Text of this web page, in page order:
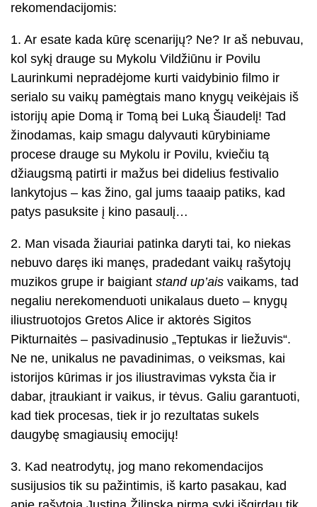
rekomendacijomis:
1. Ar esate kada kūrę scenarijų? Ne? Ir aš nebuvau,
kol sykį drauge su Mykolu Vildžiūnu ir Povilu
Laurinkumi nepradėjome kurti vaidybinio filmo ir
serialo su vaikų pamėgtais mano knygų veikėjais iš
istorijų apie Domą ir Tomą bei Luką Šiaudelį! Tad
žinodamas, kaip smagu dalyvauti kūrybiniame
procese drauge su Mykolu ir Povilu, kviečiu tą
džiaugsmą patirti ir mažus bei didelius festivalio
lankytojus – kas žino, gal jums taaaip patiks, kad
patys pasuksite į kino pasaulį…
2. Man visada žiauriai patinka daryti tai, ko niekas
nebuvo daręs iki manęs, pradedant vaikų rašytojų
muzikos grupe ir baigiant stand up’ais vaikams, tad
negaliu nerekomenduoti unikalaus dueto – knygų
iliustruotojos Gretos Alice ir aktorės Sigitos
Pikturnaitės – pasivadinusio „Teptukas ir liežuvis“.
Ne ne, unikalus ne pavadinimas, o veiksmas, kai
istorijos kūrimas ir jos iliustravimas vyksta čia ir
dabar, įtraukiant ir vaikus, ir tėvus. Galiu garantuoti,
kad tiek procesas, tiek ir jo rezultatas sukels
daugybę smagiausių emocijų!
3. Kad neatrodytų, jog mano rekomendacijos
susijusios tik su pažintimis, iš karto pasakau, kad